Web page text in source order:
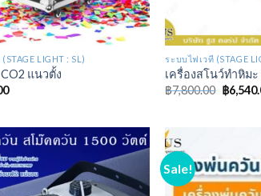
LIGHT : SL)
แนวตั้ง
ระบบไฟเวที (STAGE
เครื่องสโนว์ทำหิมะ
฿7,800.00 ฿
Sale!